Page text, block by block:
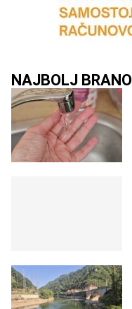
NAJBOLJ BRANO